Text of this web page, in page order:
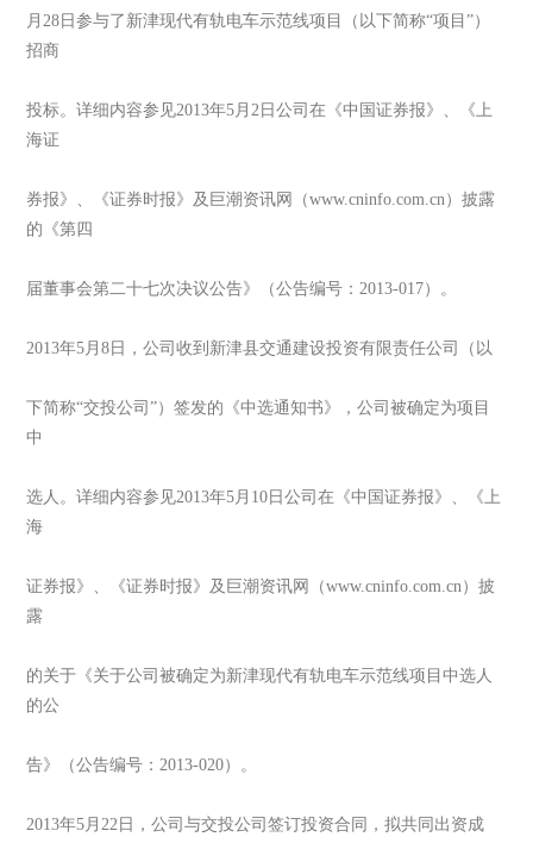
月28日参与了新津现代有轨电车示范线项目（以下简称“项目”）
招商
投标。详细内容参见2013年5月2日公司在《中国证券报》、《上
海证
券报》、《证券时报》及巨潮资讯网（www.cninfo.com.cn）披露
的《第四
届董事会第二十七次决议公告》（公告编号：2013-017）。
2013年5月8日，公司收到新津县交通建设投资有限责任公司（以
下简称“交投公司”）签发的《中选通知书》，公司被确定为项目
中
选人。详细内容参见2013年5月10日公司在《中国证券报》、《上
海
证券报》、《证券时报》及巨潮资讯网（www.cninfo.com.cn）披
露
的关于《关于公司被确定为新津现代有轨电车示范线项目中选人
的公
告》（公告编号：2013-020）。
2013年5月22日，公司与交投公司签订投资合同，拟共同出资成